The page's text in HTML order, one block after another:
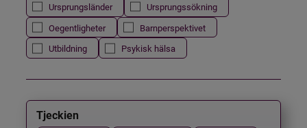
Ursprungsländer
Ursprungssökning
Oegentligheter
Barnperspektivet
Utbildning
Psykisk hälsa
Tjeckien